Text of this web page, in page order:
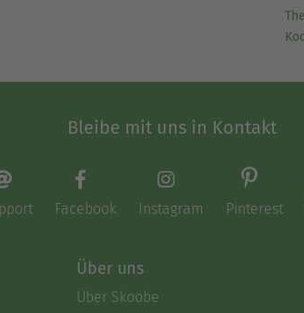
Bleibe mit uns in Kontakt
Facebook Instagram Pinterest
Über uns
Über Skoobe